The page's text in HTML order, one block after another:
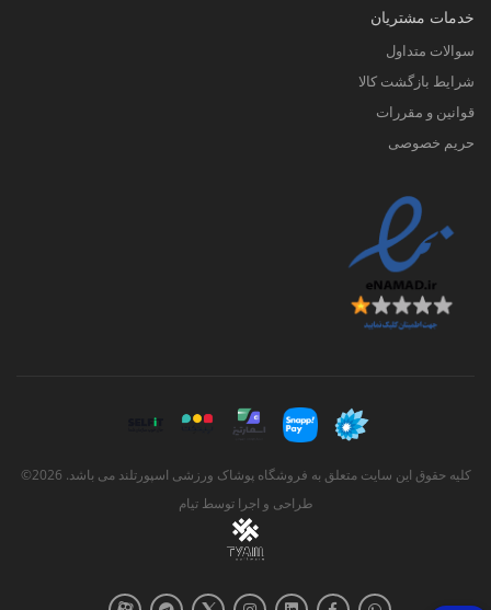
خدمات مشتریان
سوالات متداول
شرایط بازگشت کالا
قوانین و مقررات
حریم خصوصی
کلیه حقوق این سایت متعلق به فروشگاه پوشاک ورزشی اسپورتلند می باشد. 2026©
طراحی و اجرا توسطتیام